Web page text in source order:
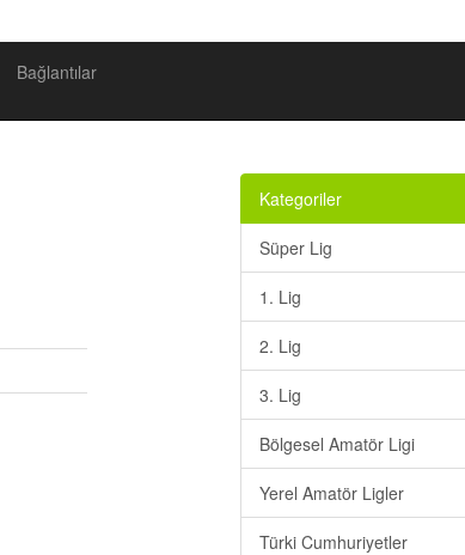
Bağlantılar
Kategoriler
Süper Lig
1. Lig
2. Lig
3. Lig
Bölgesel Amatör Ligi
Yerel Amatör Ligler
Türki Cumhuriyetler